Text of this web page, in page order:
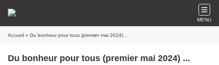
MENU
Accueil » Du bonheur pour tous (premier mai 2024) ...
Du bonheur pour tous (premier mai 2024) ...